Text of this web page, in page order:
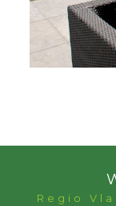
Regio